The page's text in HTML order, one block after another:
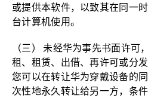
或提供本软件，以致其在同一
台计算机使用。
（三） 未经华为事先书面许可
租、租赁、出借、再许可或分
您可以在转让华为穿戴设备的
次性地永久转让给另一方，条件